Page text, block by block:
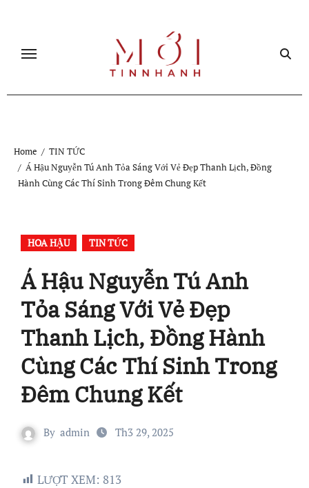
content
Home
TIN TỨC
Á Hậu Nguyễn Tú Anh Tỏa Sáng Với Vẻ Đẹp Thanh Lịch, Đồng
Hành Cùng Các Thí Sinh Trong Đêm Chung Kết
HOA HẬU TIN TỨC
Á Hậu Nguyễn Tú Anh
Tỏa Sáng Với Vẻ Đẹp
Thanh Lịch, Đồng Hành
Cùng Các Thí Sinh Trong
Đêm Chung Kết
By admin Th3 29, 2025
LƯỢT XEM: 813